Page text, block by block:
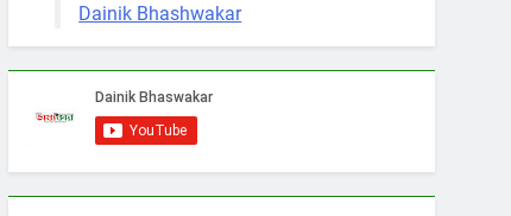
Dainik Bhashwakar